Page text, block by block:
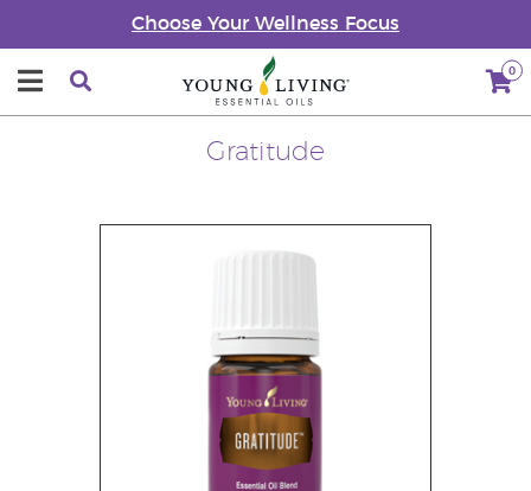
Choose Your Wellness Focus
0
Gratitude